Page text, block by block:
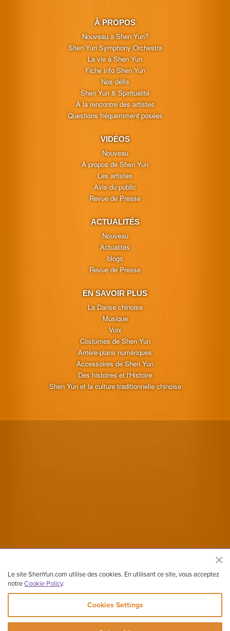
À PROPOS
Nouveau à Shen Yun?
Shen Yun Symphony Orchestra
La vie à Shen Yun
Fiche info Shen Yun
Nos défis
Shen Yun & Spiritualité
À la rencontre des artistes
Questions fréquemment posées
VIDÉOS
Nouveau
À propos de Shen Yun
Les artistes
Avis du public
Revue de Presse
ACTUALITÉS
Nouveau
Actualités
blogs
Revue de Presse
EN SAVOIR PLUS
La Danse chinoise
Musique
Voix
Costumes de Shen Yun
Arrière-plans numériques
Accessoires de Shen Yun
Des histoires et l'Histoire
Shen Yun et la culture traditionnelle chinoise
Site officiel de Shen Yun Performing Arts
Le site ShenYun.com utilise des cookies. En utilisant ce site, vous acceptez
notreCookie Policy.
Cookies Settings